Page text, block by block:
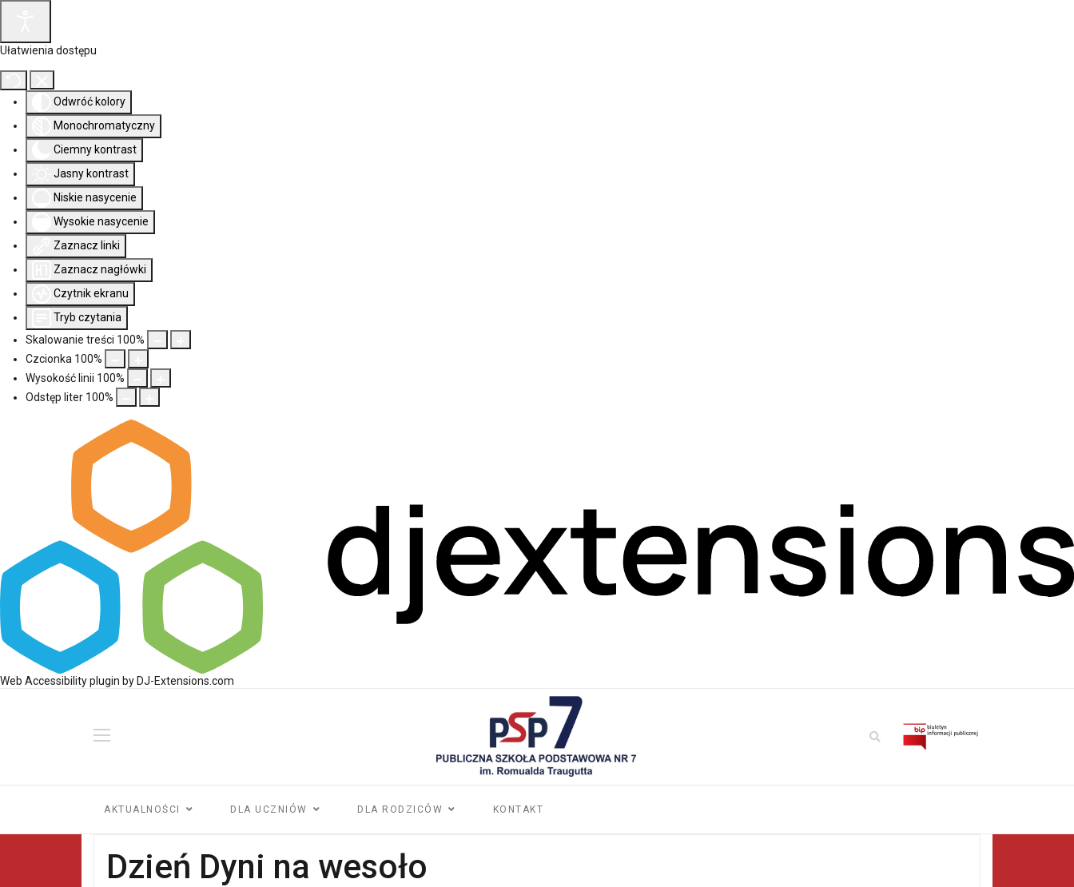
Ułatwienia dostępu
Odwróć kolory
Monochromatyczny
Ciemny kontrast
Jasny kontrast
Niskie nasycenie
Wysokie nasycenie
Zaznacz linki
Zaznacz nagłówki
Czytnik ekranu
Tryb czytania
Skalowanie treści 100%
Czcionka 100%
Wysokość linii 100%
Odstęp liter 100%
Web Accessibility plugin by DJ-Extensions.com
AKTUALNOŚCI DLA UCZNIÓW DLA RODZICÓW KONTAKT
Dzień Dyni na wesoło